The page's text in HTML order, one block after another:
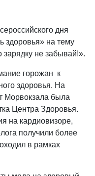
дня
здоровья» на тему
не забывай!».
горожан к
здоровья. На
Морвокзала была
Центра Здоровья.
на кардиовизоре,
получили более
в рамках